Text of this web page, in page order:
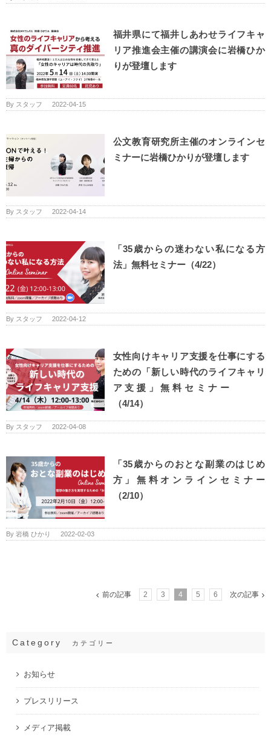
福井県にて福井しあわせライフキャ
リア推進会主催の講演会に岩橋ひか
りが登壇します
By スタッフ 2022-04-15
公文教育研究所主催のオンラインセ
ミナーに岩橋ひかりが登壇します
By スタッフ 2022-04-14
「35歳からの迷わない私になる方
法」無料セミナー（4/22）
By スタッフ 2022-04-12
女性向けキャリア支援を仕事にする
ための「新しい時代のライフキャリ
ア支援」無料セミナー
（4/14）
By スタッフ 2022-04-08
「35歳からのおとな副業のはじめ
方」無料オンラインセミナー
（2/10）
By 岩橋 ひかり 2022-02-03
前の記事 2 3 4 5 6 次の記事
Category カテゴリー
お知らせ
プレスリリース
メディア掲載